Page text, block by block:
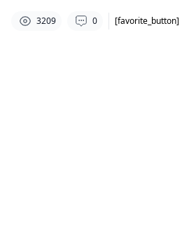
3209 0 [favorite_button]